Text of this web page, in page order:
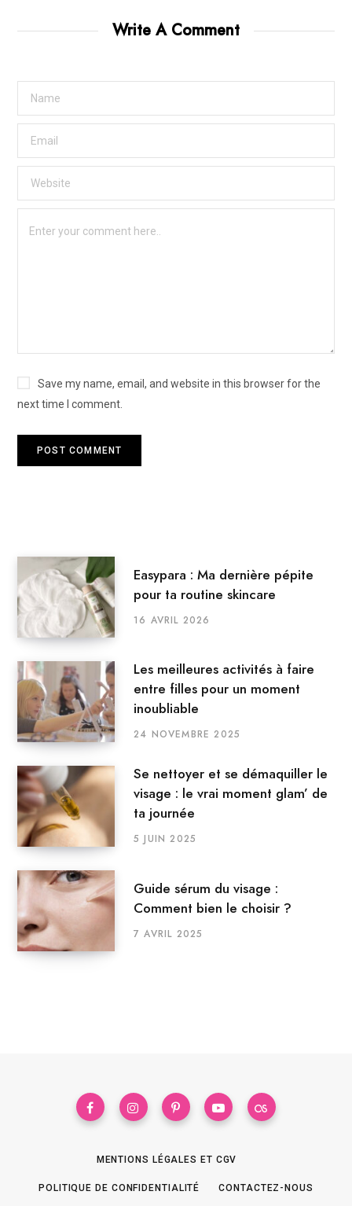
Write A Comment
Save my name, email, and website in this browser for the
next time I comment.
Easypara : Ma dernière pépite
pour ta routine skincare
16 AVRIL 2026
Les meilleures activités à faire
entre filles pour un moment
inoubliable
24 NOVEMBRE 2025
Se nettoyer et se démaquiller le
visage : le vrai moment glam’ de
ta journée
5 JUIN 2025
Guide sérum du visage :
Comment bien le choisir ?
7 AVRIL 2025
MENTIONS LÉGALES ET CGV
POLITIQUE DE CONFIDENTIALITÉ CONTACTEZ-NOUS